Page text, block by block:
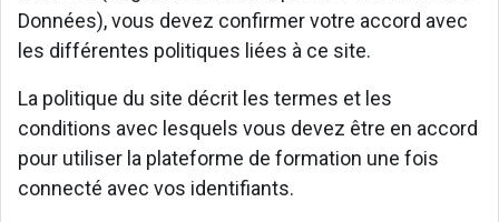
Données), vous devez confirmer votre accord avec
les différentes politiques liées à ce site.
La politique du site décrit les termes et les
conditions avec lesquels vous devez être en accord
pour utiliser la plateforme de formation une fois
connecté avec vos identifiants.